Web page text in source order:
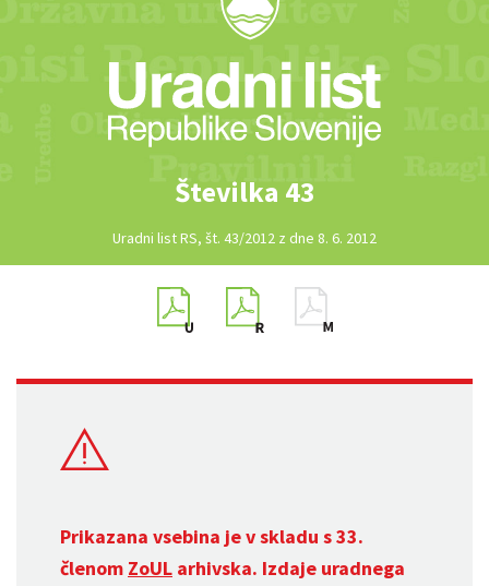
Številka 43
Uradni list RS, št. 43/2012 z dne 8. 6. 2012
Prikazana vsebina je v skladu s 33.
členom ZoUL arhivska. Izdaje uradnega